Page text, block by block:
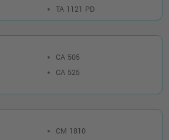
TA 1121 PD
CA 505
CA 525
CM 1810